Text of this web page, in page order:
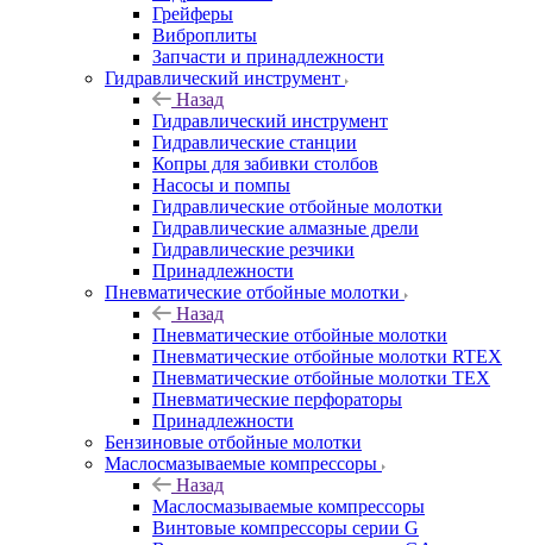
Грейферы
Виброплиты
Запчасти и принадлежности
Гидравлический инструмент
Назад
Гидравлический инструмент
Гидравлические станции
Копры для забивки столбов
Насосы и помпы
Гидравлические отбойные молотки
Гидравлические алмазные дрели
Гидравлические резчики
Принадлежности
Пневматические отбойные молотки
Назад
Пневматические отбойные молотки
Пневматические отбойные молотки RTEX
Пневматические отбойные молотки TEX
Пневматические перфораторы
Принадлежности
Бензиновые отбойные молотки
Маслосмазываемые компрессоры
Назад
Маслосмазываемые компрессоры
Винтовые компрессоры серии G